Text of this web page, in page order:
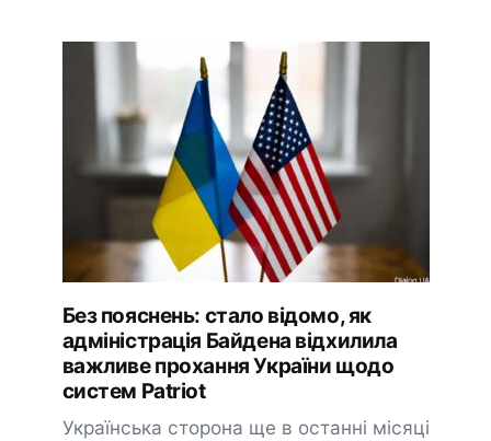
Без пояснень: стало відомо, як
адміністрація Байдена відхилила
важливе прохання України щодо
систем Patriot
Українська сторона ще в останні місяці